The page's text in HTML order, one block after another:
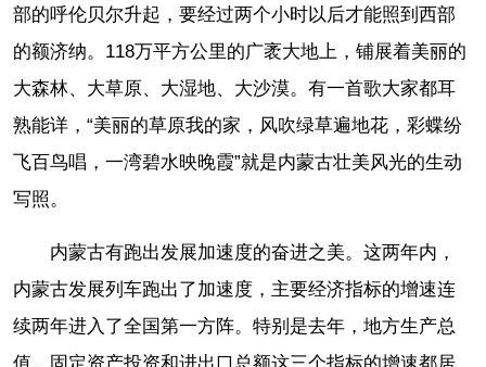
部的呼伦贝尔升起，要经过两个小时以后才能照到西部
的额济纳。118万平方公里的广袤大地上，铺展着美丽的
大森林、大草原、大湿地、大沙漠。有一首歌大家都耳
熟能详，“美丽的草原我的家，风吹绿草遍地花，彩蝶纷
飞百鸟唱，一湾碧水映晚霞”就是内蒙古壮美风光的生动
写照。
内蒙古有跑出发展加速度的奋进之美。这两年内，
内蒙古发展列车跑出了加速度，主要经济指标的增速连
续两年进入了全国第一方阵。特别是去年，地方生产总